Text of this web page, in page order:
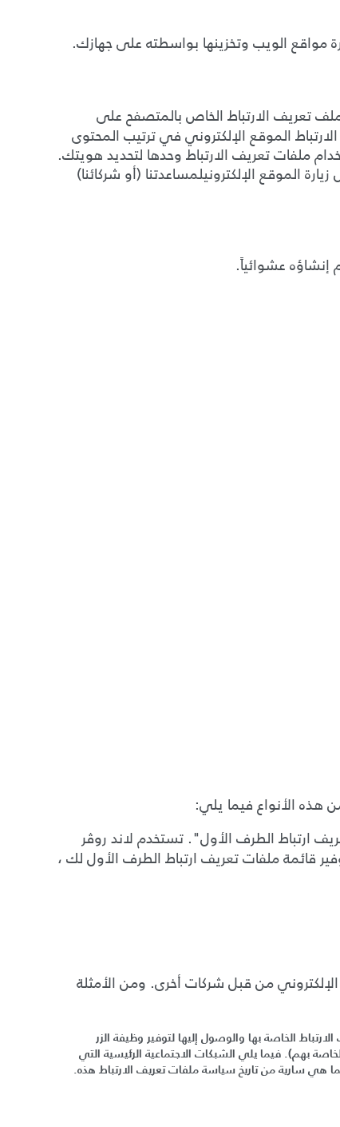
مواقع الويب وتخزينها بواسطته على جهازك.
ملف تعريف الارتباط الخاص بالمتصفح على
الموقع الإلكتروني في ترتيب المحتوى
ملفات تعريف الارتباط وحدها لتحديد هويتك.
الموقع الإلكترونيلمساعدتنا (أو شركائنا)
إنشاؤه عشوائياً.
هذه الأنواع فيما يلي:
ارتباط الطرف الأول". تستخدم لاند روڤر
قائمة ملفات تعريف ارتباط الطرف الأول لك ،
من قبل شركات أخرى. ومن الأمثلة
الخاصة بها والوصول إليها لتوفير وظيفة الزر
بهم). فيما يلي الشبكات الاجتماعية الرئيسية التي
هي سارية من تاريخ سياسة ملفات تعريف الارتباط هذه.